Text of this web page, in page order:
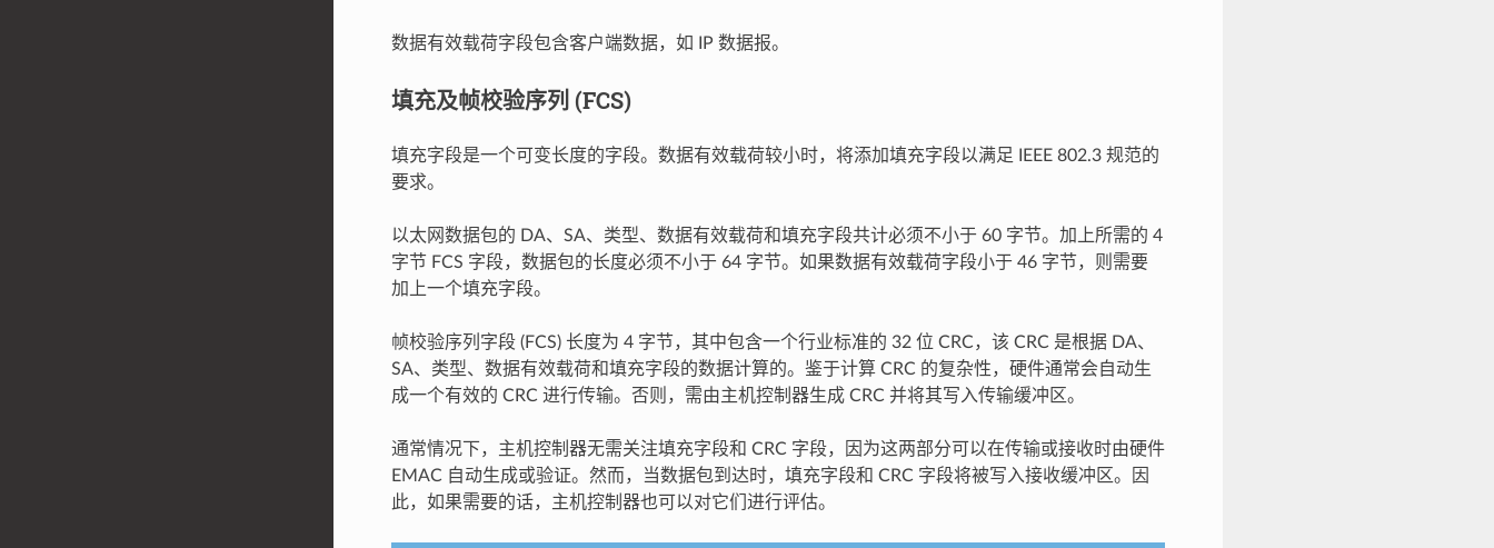
数据有效载荷字段包含客户端数据，如 IP 数据报。
填充及帧校验序列 (FCS)
填充字段是一个可变长度的字段。数据有效载荷较小时，将添加填充字段以满足 IEEE 802.3 规范的
要求。
以太网数据包的 DA、SA、类型、数据有效载荷和填充字段共计必须不小于 60 字节。加上所需的 4
字节 FCS 字段，数据包的长度必须不小于 64 字节。如果数据有效载荷字段小于 46 字节，则需要
加上一个填充字段。
帧校验序列字段 (FCS) 长度为 4 字节，其中包含一个行业标准的 32 位 CRC，该 CRC 是根据 DA、
SA、类型、数据有效载荷和填充字段的数据计算的。鉴于计算 CRC 的复杂性，硬件通常会自动生
成一个有效的 CRC 进行传输。否则，需由主机控制器生成 CRC 并将其写入传输缓冲区。
通常情况下，主机控制器无需关注填充字段和 CRC 字段，因为这两部分可以在传输或接收时由硬件
EMAC 自动生成或验证。然而，当数据包到达时，填充字段和 CRC 字段将被写入接收缓冲区。因
此，如果需要的话，主机控制器也可以对它们进行评估。